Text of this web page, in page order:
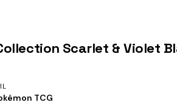
Scarlet & Violet
TCG